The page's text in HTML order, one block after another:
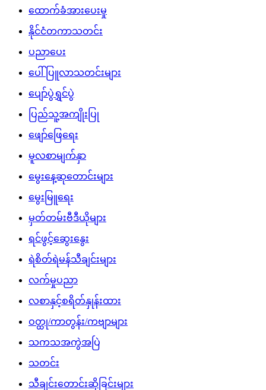
ထောက်ခံအားပေးမှု
နိုင်ငံတကာသတင်း
ပညာပေး
ပေါ်ပြူလာသတင်းများ
ပျော်ပွဲရွှင်ပွဲ
ပြည်သူ့အကျိုးပြု
ဖျော်ဖြေရေး
မူလစာမျက်နှာ
မွေးနေ့ဆုတောင်းများ
မွေးမြူရေး
မှတ်တမ်းဗီဒီယိုများ
ရင်ဖွင့်ဆွေးနွေး
ရဲစိတ်ရဲမန်သီချင်းများ
လက်မှုပညာ
လစာနှင့်စရိတ်နှုန်းထား
ဝတ္ထု/ကာတွန်း/ကဗျာများ
သကသအကွဲအပြဲ
သတင်း
သီချင်းတောင်းဆိုခြင်းများ